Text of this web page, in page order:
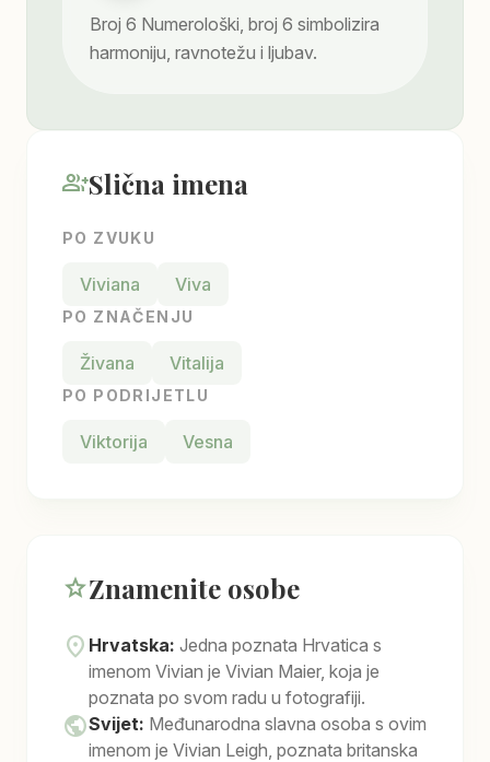
Broj 6 Numerološki, broj 6 simbolizira
harmoniju, ravnotežu i ljubav.
group_addSlična imena
PO ZVUKU
Viviana Viva
PO ZNAČENJU
Živana Vitalija
PO PODRIJETLU
Viktorija Vesna
starZnamenite osobe
location_on Hrvatska: Jedna poznata Hrvatica s
imenom Vivian je Vivian Maier, koja je
poznata po svom radu u fotografiji.
publicSvijet: Međunarodna slavna osoba s ovim
imenom je Vivian Leigh, poznata britanska